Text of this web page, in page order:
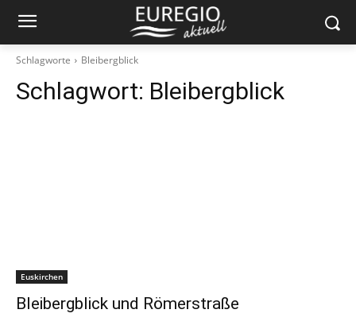
Schlagworte Bleibergblick
Schlagwort: Bleibergblick
Euskirchen
Bleibergblick und Römerstraße